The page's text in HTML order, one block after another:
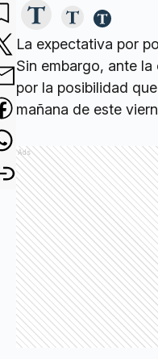
La expectativa por
Sin embargo, ante
por la posibilidad
mañana de este
Ads